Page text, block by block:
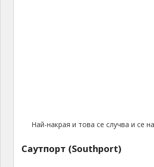
Най-накрая и това се случва и се
Саутпорт (Southport)